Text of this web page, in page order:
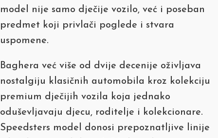
model nije samo dječije vozilo, već i poseban
predmet koji privlači poglede i stvara
uspomene.
Baghera već više od dvije decenije oživljava
nostalgiju klasičnih automobila kroz kolekciju
premium dječijih vozila koja jednako
oduševljavaju djecu, roditelje i kolekcionare.
Speedsters model donosi prepoznatljive linije